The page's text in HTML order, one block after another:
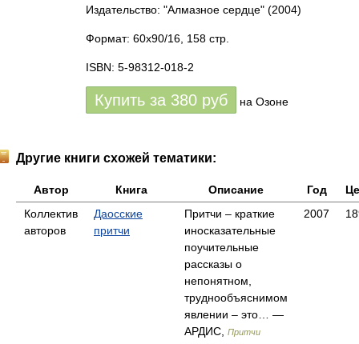
Издательство: "Алмазное сердце" (2004)
Формат: 60x90/16, 158 стр.
ISBN: 5-98312-018-2
Купить за 380 руб на Озоне
Другие книги схожей тематики:
Автор Книга Описание Год
Коллектив
авторов
Даосские
притчи
Притчи – краткие
иносказательные
поучительные
рассказы о
непонятном,
труднообъяснимом
явлении – это… —
АРДИС,
Притчи
2007